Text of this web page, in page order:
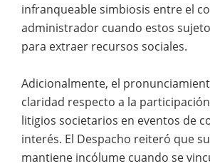
infranqueable simbiosis entre el
administrador cuando estos
para extraer recursos sociales.
Adicionalmente, el
claridad respecto a la
litigios societarios en eventos de
interés. El Despacho reiteró que
mantiene incólume cuando se